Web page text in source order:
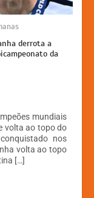
derrota a
da
mundiais
volta ao topo do
nos
volta ao topo
[…]